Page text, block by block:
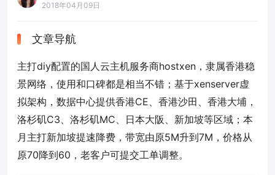
2018年04月09日
文章导航
主打diy配置的国人云主机服务商hostxen，隶属香港稳
景网络，使用和口碑都是相当不错；基于xenserver虚
拟架构，数据中心提供香港CE、香港沙田、香港大埔，
洛杉矶C3、洛杉矶MC、日本大阪、新加坡等区域；本
月主打新加坡提速降费，带宽由原5M升到7M，价格从
原70降到60，老客户可提交工单调整。